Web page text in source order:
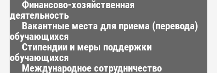
Финансово-хозяйственная
деятельность
Вакантные места для приема (перевода)
обучающихся
Стипендии и меры поддержки
обучающихся
Международное сотрудничество